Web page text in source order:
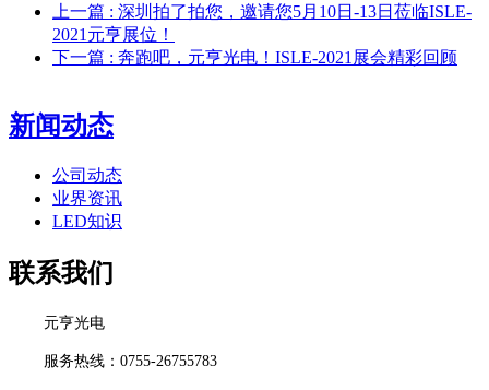
上一篇 : 深圳拍了拍您，邀请您5月10日-13日莅临ISLE-
2021元亨展位！
下一篇 : 奔跑吧，元亨光电！ISLE-2021展会精彩回顾
新闻动态
公司动态
业界资讯
LED知识
联系我们
元亨光电
服务热线：0755-26755783